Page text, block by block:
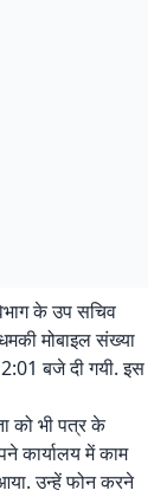
के उप सचिव
मोबाइल संख्या
बजे दी गयी. इस
को भी पत्र के
कार्यालय में काम
उन्हें फोन करने